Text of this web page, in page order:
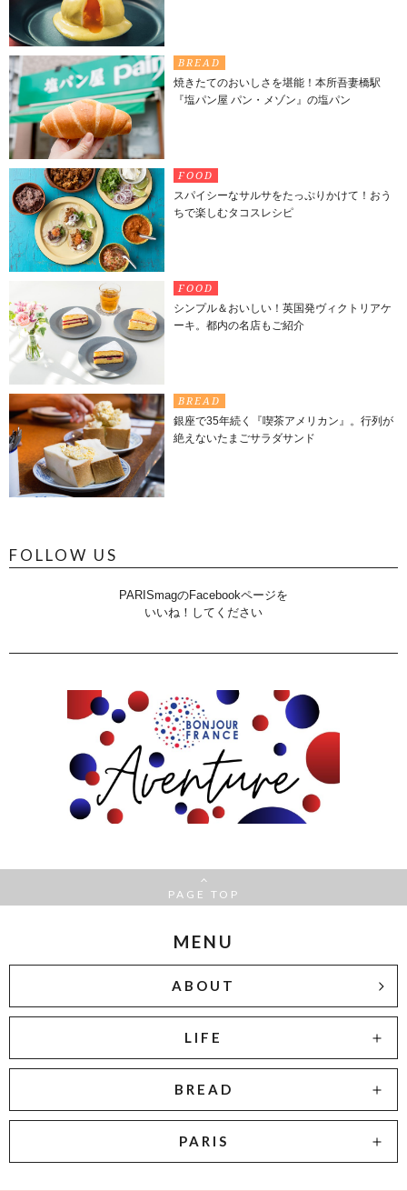
BREAD
焼きたてのおいしさを堪能！本所吾妻橋駅
『塩パン屋 パン・メゾン』の塩パン
FOOD
スパイシーなサルサをたっぷりかけて！おう
ちで楽しむタコスレシピ
FOOD
シンプル＆おいしい！英国発ヴィクトリアケ
ーキ。都内の名店もご紹介
BREAD
銀座で35年続く『喫茶アメリカン』。行列が
絶えないたまごサラダサンド
FOLLOW US
PARISmagのFacebookページを
いいね！してください
PAGE TOP
MENU
ABOUT
LIFE
BREAD
PARIS